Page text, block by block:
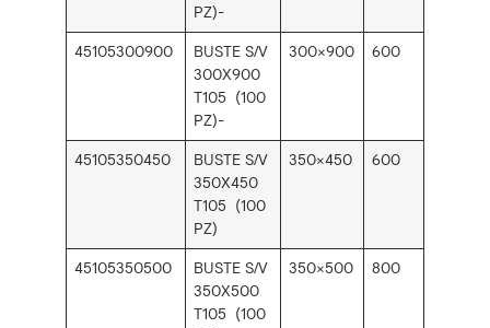
PZ)-
45105300900
BUSTE S/V
300X900
T105 (100
PZ)-
300×900 600
45105350450
BUSTE S/V
350X450
T105 (100
PZ)
350×450 600
45105350500
BUSTE S/V
350X500
T105 (100
350×500 800